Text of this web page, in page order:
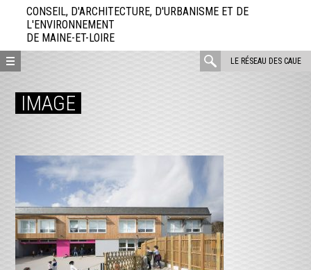
directement
contenu
CONSEIL, D'ARCHITECTURE, D'URBANISME ET DE
L'ENVIRONNEMENT
DE MAINE-ET-LOIRE
LE RÉSEAU DES CAUE
rechercher
IMAGE